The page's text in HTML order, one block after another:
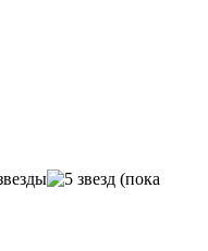
(пока